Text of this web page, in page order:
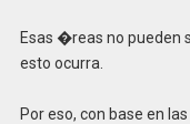
Esas �reas no pueden
esto ocurra.
Por eso, con base en